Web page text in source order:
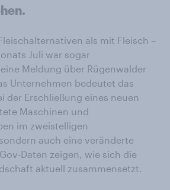
als mit Fleisch –
Juli war sogar
Meldung über Rügenwalder
Unternehmen bedeutet das
der Erschließung eines neuen
Maschinen und
im zweistelligen
auch eine veränderte
Daten zeigen, wie sich die
aktuell zusammensetzt.